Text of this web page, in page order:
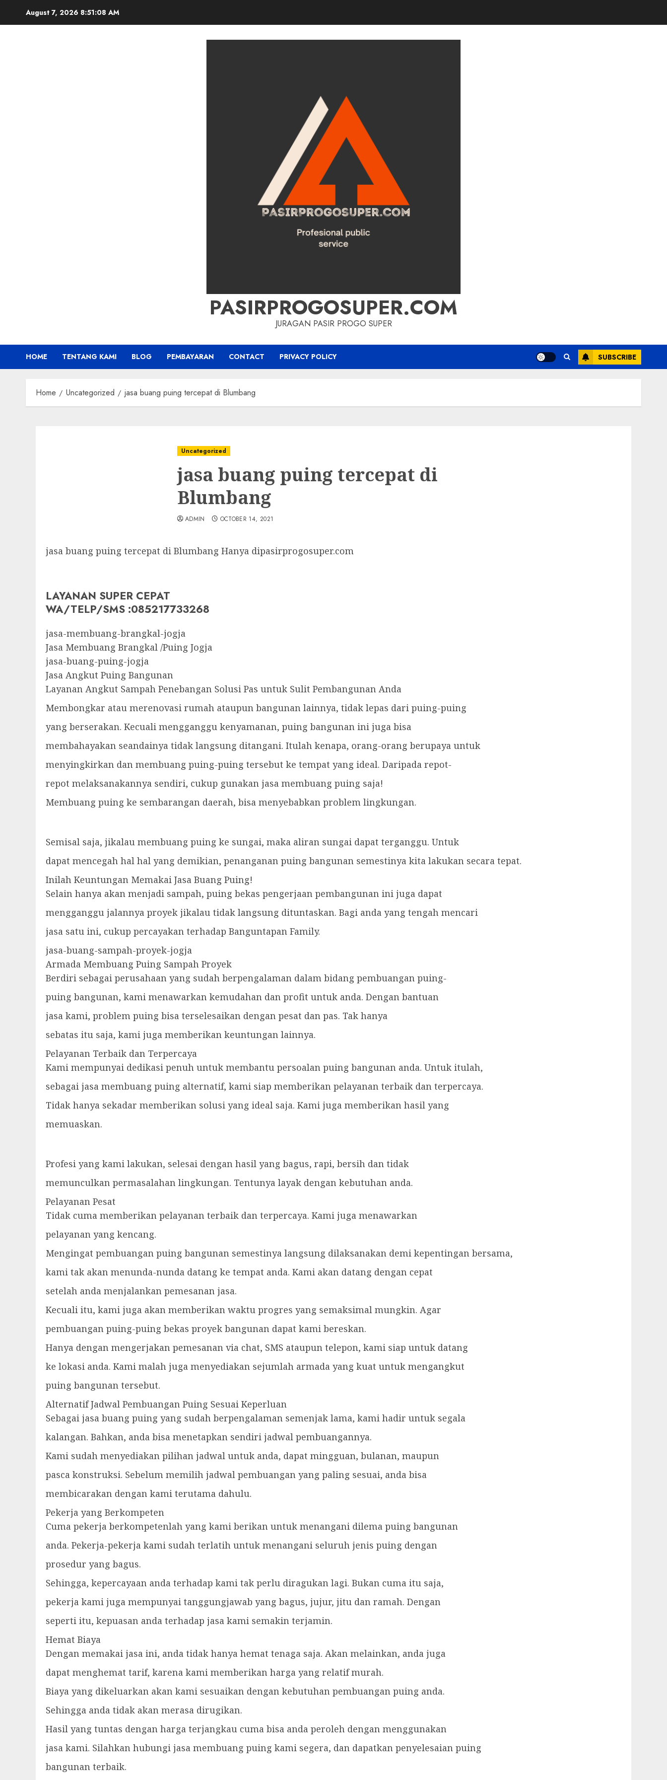
August 7, 2026 8:51:09 AM
PASIRPROGOSUPER.COM
JURAGAN PASIR PROGO SUPER
HOME TENTANG KAMI BLOG PEMBAYARAN CONTACT PRIVACY POLICY SUBSCRIBE
Home Uncategorized jasa buang puing tercepat di Blumbang
Uncategorized
jasa buang puing tercepat di
Blumbang
ADMIN OCTOBER 14, 2021
jasa buang puing tercepat di Blumbang Hanya dipasirprogosuper.com
LAYANAN SUPER CEPAT
WA/TELP/SMS :085217733268
jasa-membuang-brangkal-jogja
Jasa Membuang Brangkal /Puing Jogja
jasa-buang-puing-jogja
Jasa Angkut Puing Bangunan
Layanan Angkut Sampah Penebangan Solusi Pas untuk Sulit Pembangunan Anda
Membongkar atau merenovasi rumah ataupun bangunan lainnya, tidak lepas dari puing-puing
yang berserakan. Kecuali mengganggu kenyamanan, puing bangunan ini juga bisa
membahayakan seandainya tidak langsung ditangani. Itulah kenapa, orang-orang berupaya untuk
menyingkirkan dan membuang puing-puing tersebut ke tempat yang ideal. Daripada repot-
repot melaksanakannya sendiri, cukup gunakan jasa membuang puing saja!
Membuang puing ke sembarangan daerah, bisa menyebabkan problem lingkungan.
Semisal saja, jikalau membuang puing ke sungai, maka aliran sungai dapat terganggu. Untuk
dapat mencegah hal hal yang demikian, penanganan puing bangunan semestinya kita lakukan secara tepat.
Inilah Keuntungan Memakai Jasa Buang Puing!
Selain hanya akan menjadi sampah, puing bekas pengerjaan pembangunan ini juga dapat
mengganggu jalannya proyek jikalau tidak langsung dituntaskan. Bagi anda yang tengah mencari
jasa satu ini, cukup percayakan terhadap Banguntapan Family.
jasa-buang-sampah-proyek-jogja
Armada Membuang Puing Sampah Proyek
Berdiri sebagai perusahaan yang sudah berpengalaman dalam bidang pembuangan puing-
puing bangunan, kami menawarkan kemudahan dan profit untuk anda. Dengan bantuan
jasa kami, problem puing bisa terselesaikan dengan pesat dan pas. Tak hanya
sebatas itu saja, kami juga memberikan keuntungan lainnya.
Pelayanan Terbaik dan Terpercaya
Kami mempunyai dedikasi penuh untuk membantu persoalan puing bangunan anda. Untuk itulah,
sebagai jasa membuang puing alternatif, kami siap memberikan pelayanan terbaik dan terpercaya.
Tidak hanya sekadar memberikan solusi yang ideal saja. Kami juga memberikan hasil yang
memuaskan.
Profesi yang kami lakukan, selesai dengan hasil yang bagus, rapi, bersih dan tidak
memunculkan permasalahan lingkungan. Tentunya layak dengan kebutuhan anda.
Pelayanan Pesat
Tidak cuma memberikan pelayanan terbaik dan terpercaya. Kami juga menawarkan
pelayanan yang kencang.
Mengingat pembuangan puing bangunan semestinya langsung dilaksanakan demi kepentingan bersama,
kami tak akan menunda-nunda datang ke tempat anda. Kami akan datang dengan cepat
setelah anda menjalankan pemesanan jasa.
Kecuali itu, kami juga akan memberikan waktu progres yang semaksimal mungkin. Agar
pembuangan puing-puing bekas proyek bangunan dapat kami bereskan.
Hanya dengan mengerjakan pemesanan via chat, SMS ataupun telepon, kami siap untuk datang
ke lokasi anda. Kami malah juga menyediakan sejumlah armada yang kuat untuk mengangkut
puing bangunan tersebut.
Alternatif Jadwal Pembuangan Puing Sesuai Keperluan
Sebagai jasa buang puing yang sudah berpengalaman semenjak lama, kami hadir untuk segala
kalangan. Bahkan, anda bisa menetapkan sendiri jadwal pembuangannya.
Kami sudah menyediakan pilihan jadwal untuk anda, dapat mingguan, bulanan, maupun
pasca konstruksi. Sebelum memilih jadwal pembuangan yang paling sesuai, anda bisa
membicarakan dengan kami terutama dahulu.
Pekerja yang Berkompeten
Cuma pekerja berkompetenlah yang kami berikan untuk menangani dilema puing bangunan
anda. Pekerja-pekerja kami sudah terlatih untuk menangani seluruh jenis puing dengan
prosedur yang bagus.
Sehingga, kepercayaan anda terhadap kami tak perlu diragukan lagi. Bukan cuma itu saja,
pekerja kami juga mempunyai tanggungjawab yang bagus, jujur, jitu dan ramah. Dengan
seperti itu, kepuasan anda terhadap jasa kami semakin terjamin.
Hemat Biaya
Dengan memakai jasa ini, anda tidak hanya hemat tenaga saja. Akan melainkan, anda juga
dapat menghemat tarif, karena kami memberikan harga yang relatif murah.
Biaya yang dikeluarkan akan kami sesuaikan dengan kebutuhan pembuangan puing anda.
Sehingga anda tidak akan merasa dirugikan.
Hasil yang tuntas dengan harga terjangkau cuma bisa anda peroleh dengan menggunakan
jasa kami. Silahkan hubungi jasa membuang puing kami segera, dan dapatkan penyelesaian puing
bangunan terbaik.